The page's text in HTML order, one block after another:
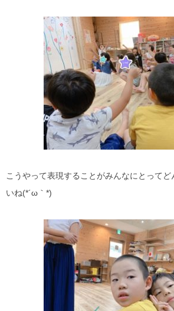
こうやって表現することがみんなにとって
いね(*´ω｀*)